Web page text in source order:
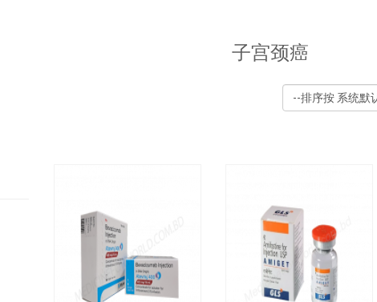
子宫颈癌